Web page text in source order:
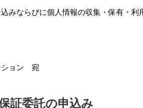
みならびに個人情報の収集・保有・利
ション 宛
証委託の申込み